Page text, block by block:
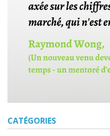
CATÉGORIES